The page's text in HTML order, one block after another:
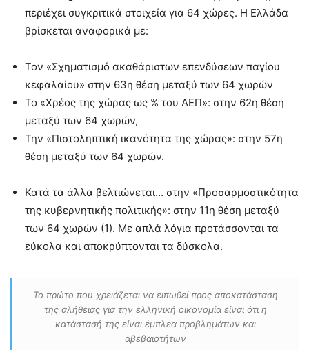
περιέχει συγκριτικά στοιχεία για 64 χώρες. Η Ελλάδα
βρίσκεται αναφορικά με:
Τον «Σχηματισμό ακαθάριστων επενδύσεων παγίου
κεφαλαίου» στην 63η θέση μεταξύ των 64 χωρών
Το «Χρέος της χώρας ως % του ΑΕΠ»: στην 62η θέση
μεταξύ των 64 χωρών,
Την «Πιστοληπτική ικανότητα της χώρας»: στην 57η
θέση μεταξύ των 64 χωρών.
Κατά τα άλλα βελτιώνεται… στην «Προσαρμοστικότητα
της κυβερνητικής πολιτικής»: στην 11η θέση μεταξύ
των 64 χωρών (1). Με απλά λόγια προτάσσονται τα
εύκολα και αποκρύπτονται τα δύσκολα.
Το πρώτο που χρειάζεται να ειπωθεί προς αποκατάσταση
της αλήθειας για την ελληνική οικονομία είναι ότι η
κατάστασή της είναι έμπλεα προβλημάτων και
αβεβαιοτήτων